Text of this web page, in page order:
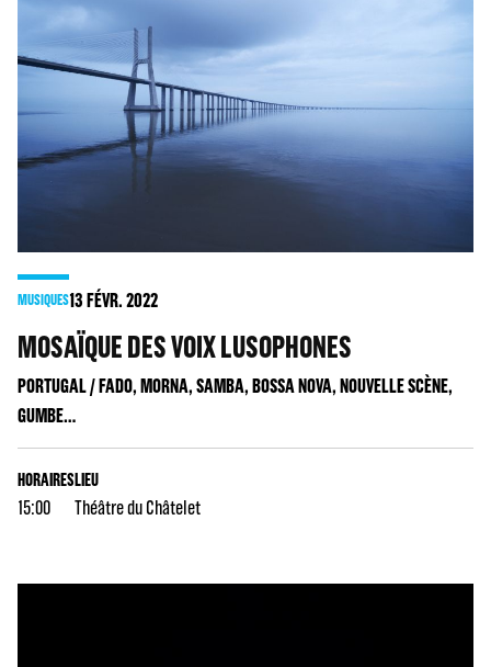
MUSIQUES13FÉVR. 2022
MOSAÏQUE DES VOIX LUSOPHONES
PORTUGAL / FADO, MORNA, SAMBA, BOSSA NOVA, NOUVELLE SCÈNE,
GUMBE…
HORAIRES
15:00
LIEU
Théâtre du Châtelet